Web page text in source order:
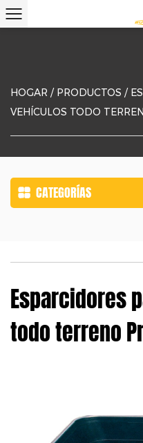
HOGAR / PRODUCTOS /
VEHÍCULOS TODO
CATEGORÍAS
Esparcidores
todo terreno